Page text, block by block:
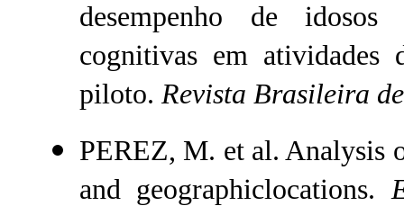
desempenho de idosos
cognitivas em
piloto. Revista Brasileira
PEREZ, M. et al. Analysis
and geographiclocations.